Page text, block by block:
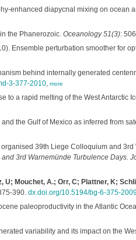
enhanced diapycnal mixing on ocean
the Phanerozoic. Oceanology 51(3):
Ensemble perturbation smoother for
behind internally generated
3-377-2010, more
to a rapid melting of the West Antarctic
the Gulf of Mexico as inferred from
39th Liege Colloquium and
3rd Warnemünde Turbulence Days.
Mouchet, A.; Orr, C; Plattner, K;
390. dx.doi.org/10.5194/bg-6-375-
paleoproductivity in the Atlantic
variability and its impact on the